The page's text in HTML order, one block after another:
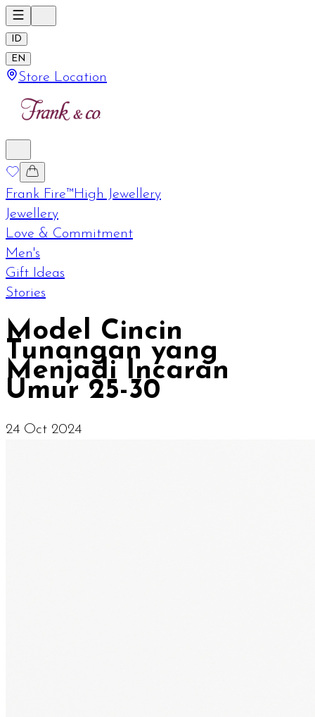
ID
EN
Store Location
Frank Fire™High Jewellery
Jewellery
Love & Commitment
Men's
Gift Ideas
Stories
Model Cincin
Tunangan yang
Menjadi Incaran
Umur 25-30
24 Oct 2024